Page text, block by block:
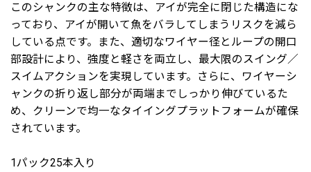
このシャンクの主な特徴は、アイが完全に閉じた構造にな
っており、アイが開いて魚をバラしてしまうリスクを減ら
している点です。また、適切なワイヤー径とループの開口
部設計により、強度と軽さを両立し、最大限のスイング／
スイムアクションを実現しています。さらに、ワイヤーシ
ャンクの折り返し部分が両端までしっかり伸びているた
め、クリーンで均一なタイイングプラットフォームが確保
されています。
1パック25本入り